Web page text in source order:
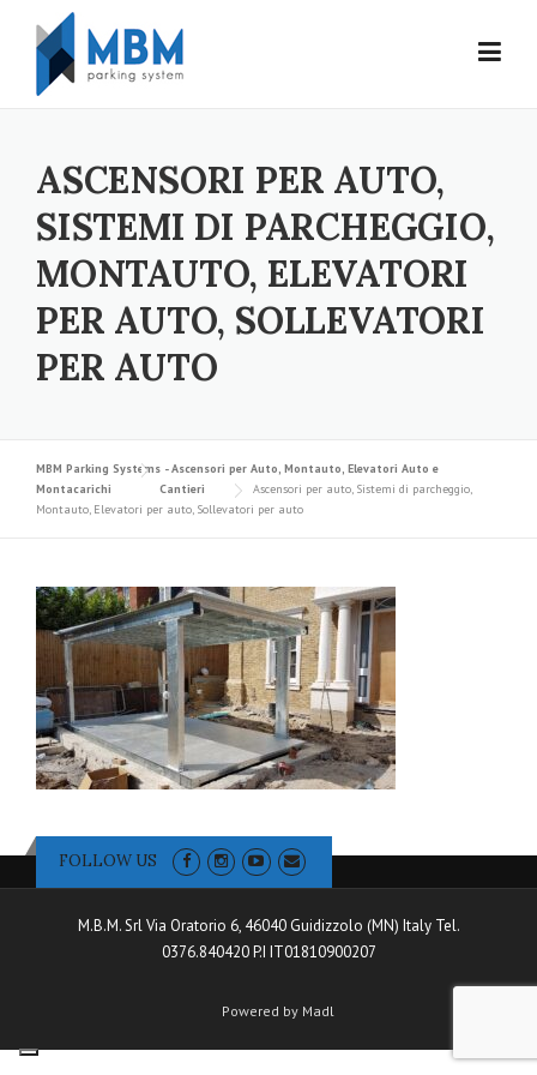
Skip to content
ASCENSORI PER AUTO,
SISTEMI DI PARCHEGGIO,
MONTAUTO, ELEVATORI
PER AUTO, SOLLEVATORI
PER AUTO
MBM Parking Systems - Ascensori per Auto, Montauto, Elevatori Auto e
Montacarichi
Cantieri
Ascensori per auto, Sistemi di parcheggio,
Montauto, Elevatori per auto, Sollevatori per auto
FOLLOW US
M.B.M. Srl Via Oratorio 6, 46040 Guidizzolo (MN) Italy Tel.
0376.840420 P.I IT01810900207
Powered by Madl